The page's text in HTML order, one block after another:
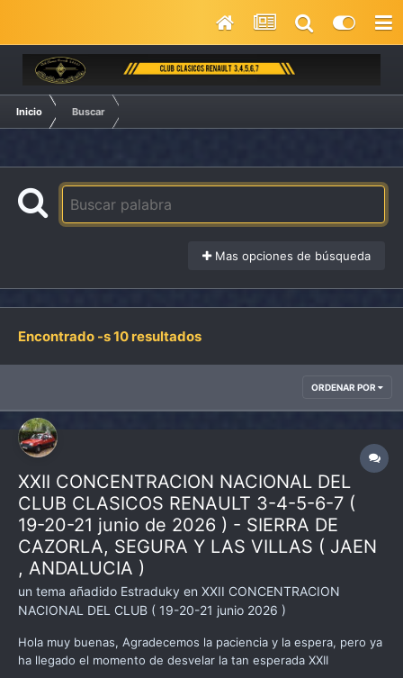
Inicio Buscar
Mas opciones de búsqueda
Encontrado -s 10 resultados
ORDENAR POR
XXII CONCENTRACION NACIONAL DEL
CLUB CLASICOS RENAULT 3-4-5-6-7 (
19-20-21 junio de 2026 ) - SIERRA DE
CAZORLA, SEGURA Y LAS VILLAS ( JAEN
, ANDALUCIA )
un tema añadido Estraduky en XXII CONCENTRACION
NACIONAL DEL CLUB ( 19-20-21 junio 2026 )
Hola muy buenas, Agradecemos la paciencia y la espera, pero ya
ha llegado el momento de desvelar la tan esperada XXII